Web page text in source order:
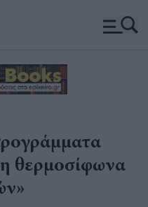
θερμοσίφωνα